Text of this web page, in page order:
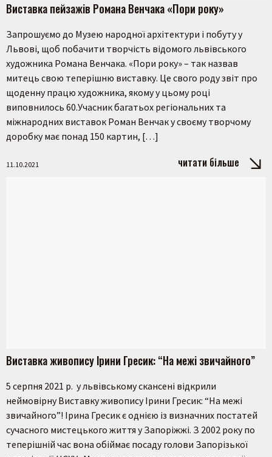
Виставка пейзажів Романа Венчака «Пори року»
Запрошуємо до Музею народної архітектури і побуту у
Львові, щоб побачити творчість відомого львівського
художника Романа Венчака. «Пори року» – так назвав
митець свою теперішню виставку. Це свого роду звіт про
щоденну працю художника, якому у цьому році
виповнилось 60.Учасник багатьох регіональних та
міжнародних виставок Роман Венчак у своєму творчому
доробку має понад 150 картин, […]
11.10.2021 читати більше
Виставка живопису Ірини Гресик: “На межі звичайного”
5 серпня 2021 р. у львівському скансені відкрили
неймовірну Виставку живопису Ірини Гресик: “На межі
звичайного”! Ірина Гресик є однією із визначних постатей
сучасного мистецького життя у Запоріжжі. З 2002 року по
теперішній час вона обіймає посаду голови Запорізької